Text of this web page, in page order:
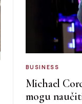
BUSINESS
Michael
mogu